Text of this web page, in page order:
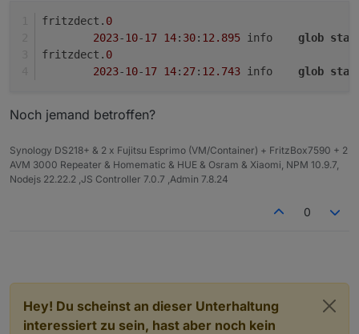
fritzdect. 0
2023-10-17 14: 30: 12.895 glob
fritzdect. 0
2023-10-17 14: 27: 12.743 glob
Noch jemand betroffen?
Synology DS218+ & 2 x Fujitsu Esprimo (VM/Container) + FritzBox7590 + 2
AVM 3000 Repeater & Homematic & HUE & Osram & Xiaomi, NPM 10.9.7,
Nodejs 22.22.2 ,JS Controller 7.0.7 ,Admin 7.8.24
0
Hey! Du scheinst an dieser Unterhaltung
interessiert zu sein, hast aber noch kein